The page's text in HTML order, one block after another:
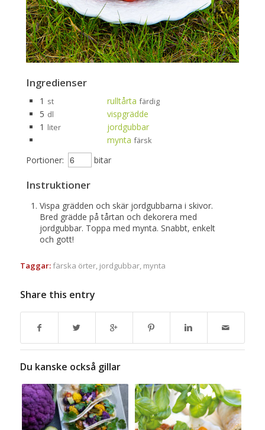
Ingredienser
1 st rulltårta färdig
5 dl
vispgrädde
1 liter
jordgubbar
mynta färsk
Portioner: bitar
Instruktioner
Vispa grädden och skär jordgubbarna i skivor.
Bred grädde på tårtan och dekorera med
jordgubbar. Toppa med mynta. Snabbt, enkelt
och gott!
Taggar:färska örter, jordgubbar, mynta
Share this entry
Du kanske också gillar